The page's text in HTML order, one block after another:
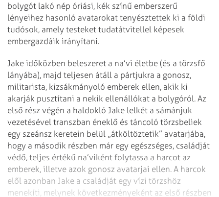
bolygót lakó nép óriási, kék színű emberszerű
lényeihez hasonló avatarokat tenyésztettek ki a földi
tudósok, amely testeket tudatátvitellel képesek
embergazdáik irányítani.
Jake időközben beleszeret a na’vi életbe (és a törzsfő
lányába), majd teljesen átáll a pártjukra a gonosz,
militarista, kizsákmányoló emberek ellen, akik ki
akarják pusztítani a nekik ellenállókat a bolygóról. Az
első rész végén a haldokló Jake lelkét a sámánjuk
vezetésével transzban éneklő és táncoló törzsbeliek
egy szeánsz keretein belül „átköltöztetik” avatarjába,
hogy a második részben már egy egészséges, családját
védő, teljes értékű na’viként folytassa a harcot az
emberek, illetve azok gonosz avatarjai ellen. A harcok
elől azonban Jake a családját egy vízi törzshöz
menekíti, melynek következményeként az első részben